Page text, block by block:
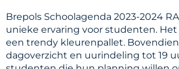
Brepols Schoolagenda 2023-2024
unieke ervaring voor studenten.
een trendy kleurenpallet.
dagoverzicht en uurindeling tot 19